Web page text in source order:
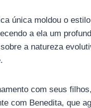
única moldou o
a ela um
a natureza
com seus filhos,
com Benedita, que